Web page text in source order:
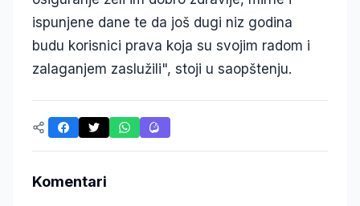
ispunjene dane te da još dugi niz godina
budu korisnici prava koja su svojim radom i
zalaganjem zaslužili", stoji u saopštenju.
Komentari